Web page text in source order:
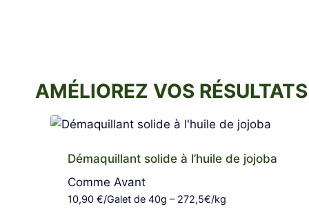
AMÉLIOREZ VOS
Démaquillant solide à l’huile de jojoba
Comme Avant
10,90 €/Galet de 40g – 272,5€/kg